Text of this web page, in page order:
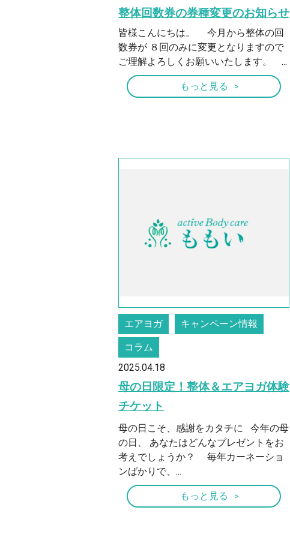
整体回数券の券種変更のお知らせ
皆様こんにちは。 今月から整体の回
数券が ８回のみに変更となりますので
ご理解よろしくお願いいたします。 ...
もっと見る
エアヨガ キャンペーン情報
コラム
2025.04.18
母の日限定！整体＆エアヨガ体験
チケット
母の日こそ、感謝をカタチに 今年の母
の日、 あなたはどんなプレゼントをお
考えでしょうか？ 毎年カーネーショ
ンばかりで、...
もっと見る